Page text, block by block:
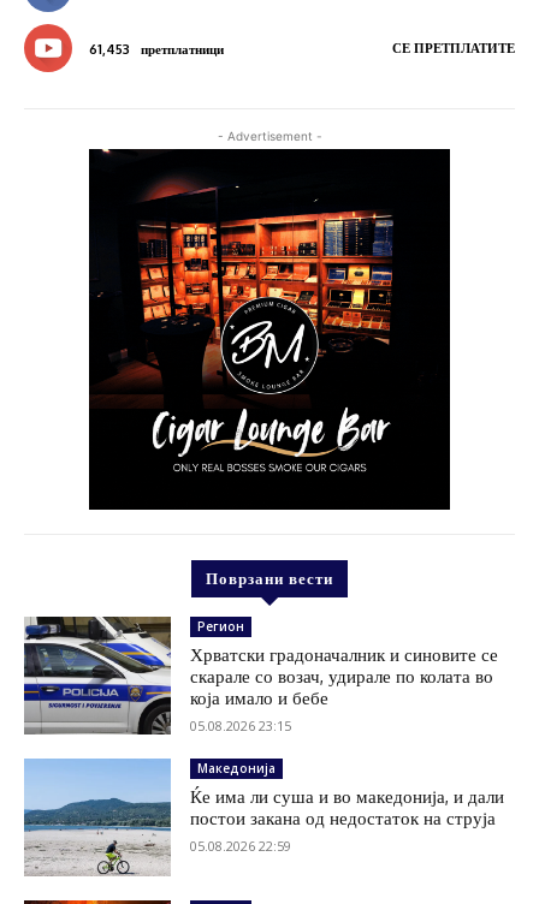
61,453 претплатници СЕ ПРЕТПЛАТИТЕ
- Advertisement -
Поврзани вести
Регион
Хрватски градоначалник и синовите се
скарале со возач, удирале по колата во
која имало и бебе
05.08.2026 23:15
Македонија
Ќе има ли суша и во македонија, и дали
постои закана од недостаток на струја
05.08.2026 22:59